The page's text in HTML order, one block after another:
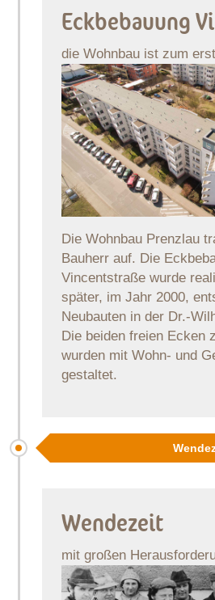
Eckbebauung
die Wohnbau ist zum
Die Wohnbau Prenzlau
Bauherr auf. Die
Vincentstraße wurde
später, im Jahr 2000,
Neubauten in der Dr.-
Die beiden freien Ecken
wurden mit Wohn- und
gestaltet.
Wendezeit
mit großen